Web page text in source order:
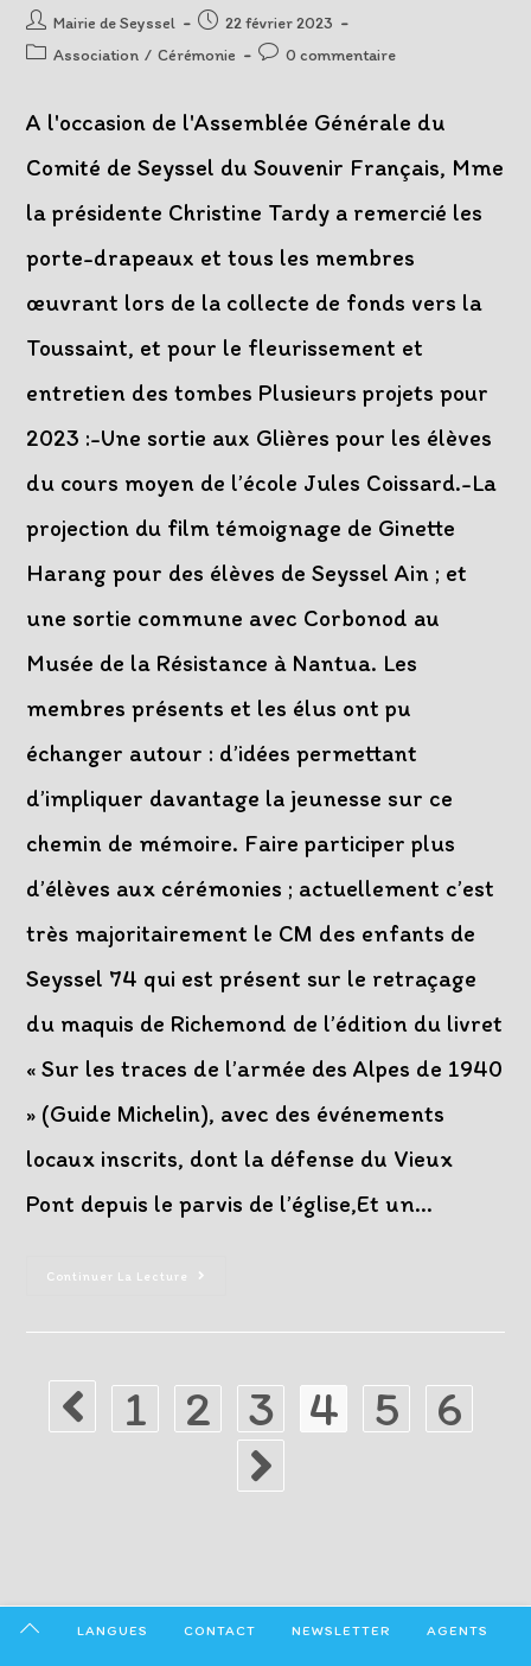
Auteur/autrice
de
Mairie de Seyssel
Post
published:
22 février 2023
PostAssociation / Cérémonie
Post0 commentaire
A l'occasion de l'Assemblée Générale du
Comité de Seyssel du Souvenir Français, Mme
la présidente Christine Tardy a remercié les
porte-drapeaux et tous les membres
œuvrant lors de la collecte de fonds vers la
Toussaint, et pour le fleurissement et
entretien des tombes Plusieurs projets pour
2023 :-Une sortie aux Glières pour les élèves
du cours moyen de l’école Jules Coissard.-La
projection du film témoignage de Ginette
Harang pour des élèves de Seyssel Ain ; et
une sortie commune avec Corbonod au
Musée de la Résistance à Nantua. Les
membres présents et les élus ont pu
échanger autour : d’idées permettant
d’impliquer davantage la jeunesse sur ce
chemin de mémoire. Faire participer plus
d’élèves aux cérémonies ; actuellement c’est
très majoritairement le CM des enfants de
Seyssel 74 qui est présent sur le retraçage
du maquis de Richemond de l’édition du livret
« Sur les traces de l’armée des Alpes de 1940
» (Guide Michelin), avec des événements
locaux inscrits, dont la défense du Vieux
Pont depuis le parvis de l’église,Et un…
Continuer La Lecture
AG
2023
Go to the previous page
1 2 3 4 5 6
Aller à la page suivante
LANGUES CONTACT NEWSLETTER AGENTS